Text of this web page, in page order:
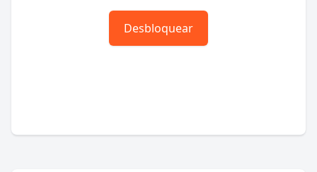
Desbloquear